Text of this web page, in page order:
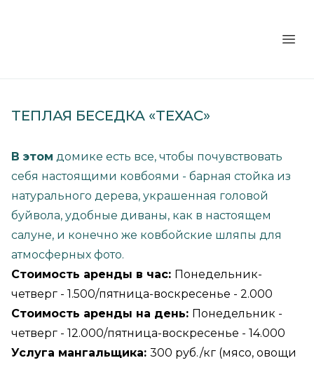
ТЕПЛАЯ БЕСЕДКА «ТЕХАС»
В этом домике есть все, чтобы почувствовать
себя настоящими ковбоями - барная стойка из
натурального дерева, украшенная головой
буйвола, удобные диваны, как в настоящем
салуне, и конечно же ковбойские шляпы для
атмосферных фото.
Стоимость аренды в час: Понедельник-
четверг - 1.500/пятница-воскресенье - 2.000
Стоимость аренды на день: Понедельник -
четверг - 12.000/пятница-воскресенье - 14.000
Услуга мангальщика: 300 руб./кг (мясо, овощи